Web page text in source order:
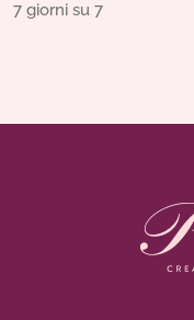
7 giorni su 7